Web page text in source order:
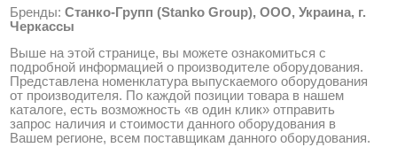
Бренды: Станко-Групп (Stanko Group), ООО, Украина, г.
Черкассы
Выше на этой странице, вы можете ознакомиться с
подробной информацией о производителе оборудования.
Представлена номенклатура выпускаемого оборудования
от производителя. По каждой позиции товара в нашем
каталоге, есть возможность «в один клик» отправить
запрос наличия и стоимости данного оборудования в
Вашем регионе, всем поставщикам данного оборудования.